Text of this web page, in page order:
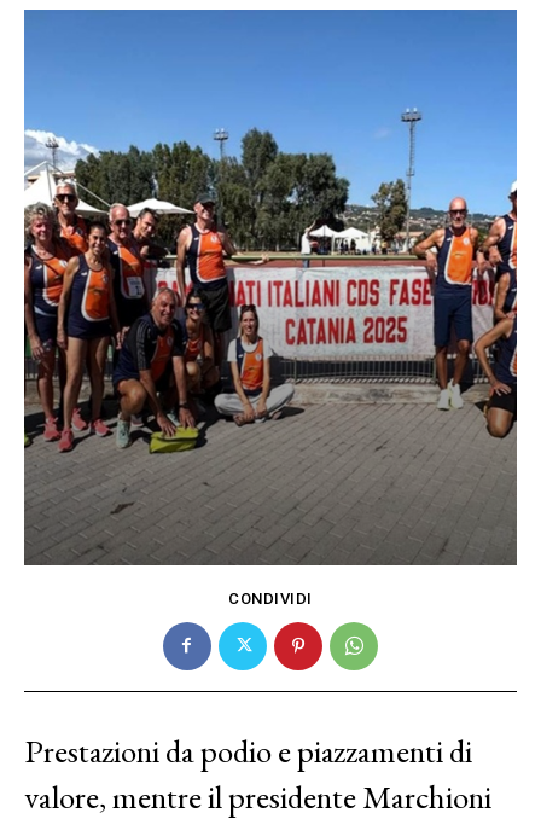
CONDIVIDI
Prestazioni da podio e piazzamenti di
valore, mentre il presidente Marchioni